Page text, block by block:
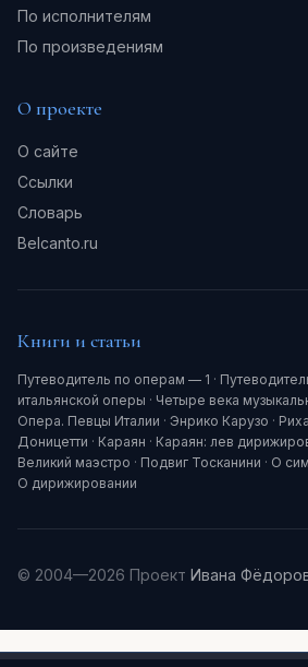
По исполнителям
По произведениям
О проекте
О сайте
Ссылки
Словарь
Belcanto.ru
Книги и статьи
Путеводитель по операм — 1 ·
итальянской оперы · Четыре века
Опера. Певцы Италии · Энрико Карузо ·
Доницетти · Караян · Караян: лев
Великий маэстро · Подвиг Тосканини · О
О дирижировании
© 2004—2026 Проект Ивана